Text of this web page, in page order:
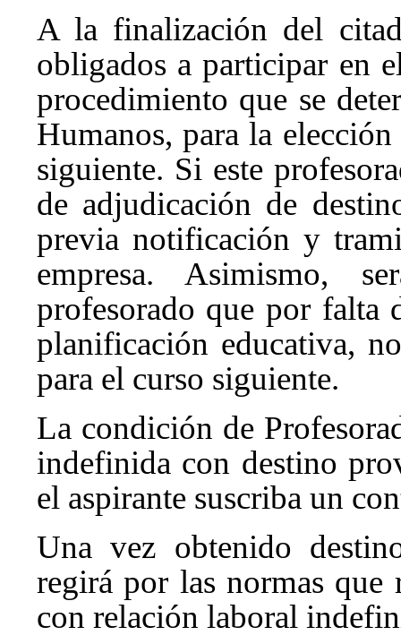
A la finalización del
obligados a participar en
procedimiento que se
Humanos, para la
siguiente. Si este
de adjudicación de
previa notificación y
empresa. Asimismo,
profesorado que por falta
planificación educativa,
para el curso siguiente.
La condición de
indefinida con destino
el aspirante suscriba un
Una vez obtenido
regirá por las normas
con relación laboral